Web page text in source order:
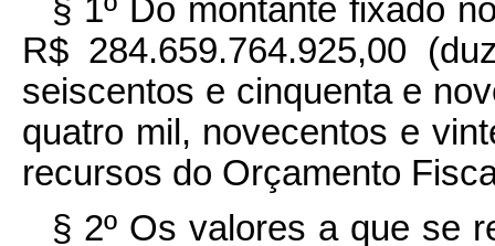
§ 1º Do montante fixado
R$ 284.659.764.925,00
seiscentos e cinquenta e
quatro mil, novecentos e
recursos do Orçamento
§ 2º Os valores a que se